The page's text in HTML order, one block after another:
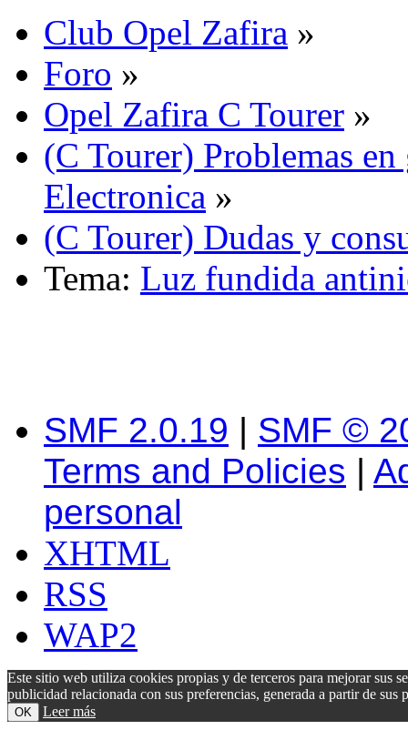
Club Opel Zafira »
Foro »
Opel Zafira C Tourer »
(C Tourer) Problemas
Electronica »
(C Tourer) Dudas y
Tema: Luz fundida
SMF 2.0.19 | SMF ©
Terms and Policies |
personal
XHTML
RSS
WAP2
Este sitio web utiliza cookies propias y de terceros para mejorar sus
publicidad relacionada con sus preferencias, generada a partir de
OK Leer más